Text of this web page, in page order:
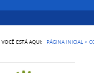
VOCÊ ESTÁ AQUI: PÁGINA INICIAL >